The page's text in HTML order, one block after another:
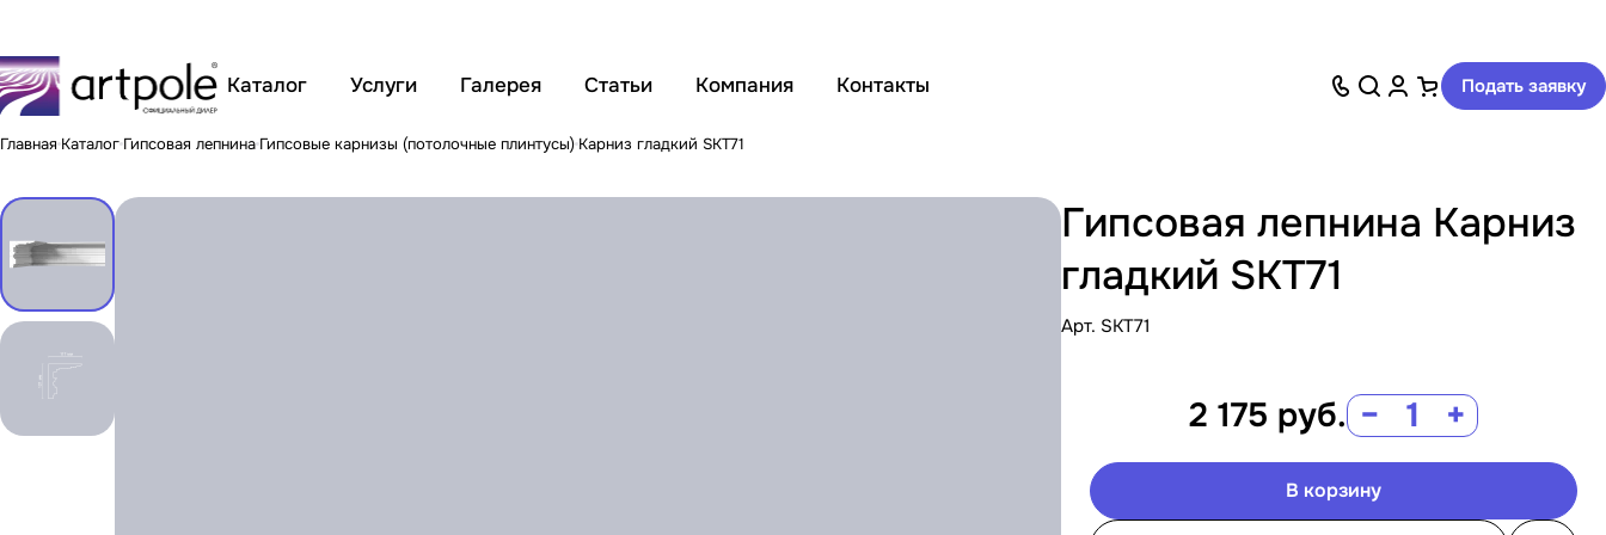
Каталог Услуги Галерея Статьи Компания Контакты Подать заявку
Главная Каталог Гипсовая лепнина Гипсовые карнизы (потолочные плинтусы) Карниз гладкий SKT71
Гипсовая лепнина Карниз
гладкий SKT71
Арт. SKT71
2 175 руб. − +
В корзину